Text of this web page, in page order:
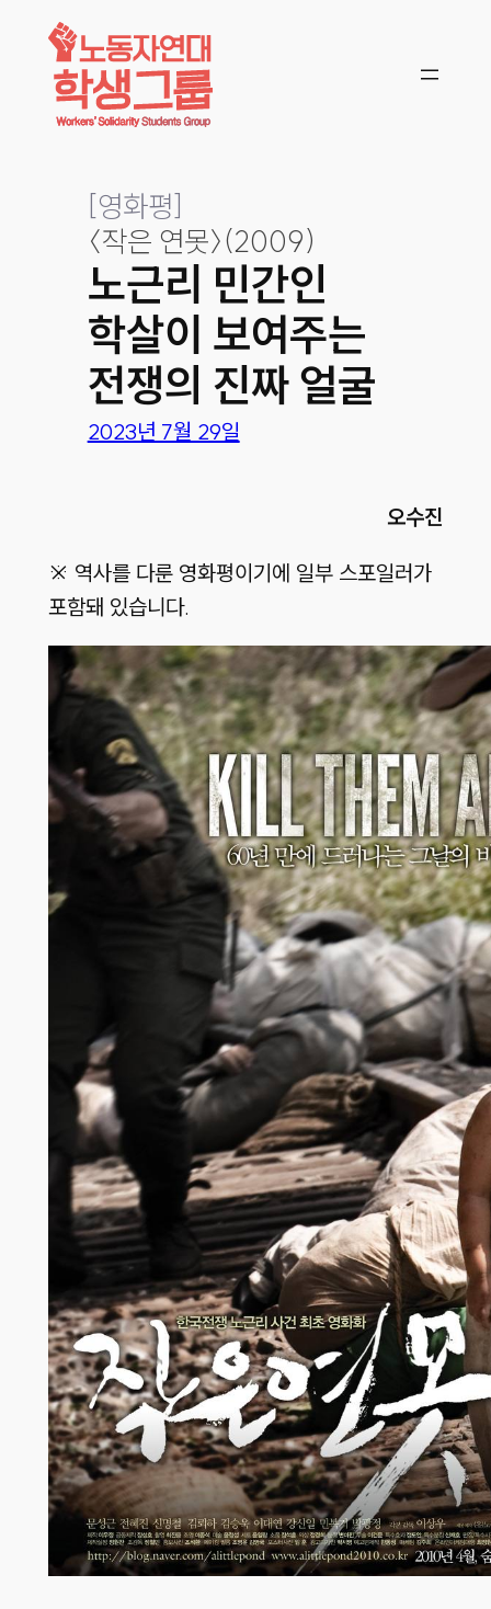
콘텐츠로
바로가기
[영화평]
〈작은 연못〉(2009)
노근리 민간인
학살이 보여주는
전쟁의 진짜 얼굴
2023년 7월 29일
오수진
※ 역사를 다룬 영화평이기에 일부 스포일러가
포함돼 있습니다.